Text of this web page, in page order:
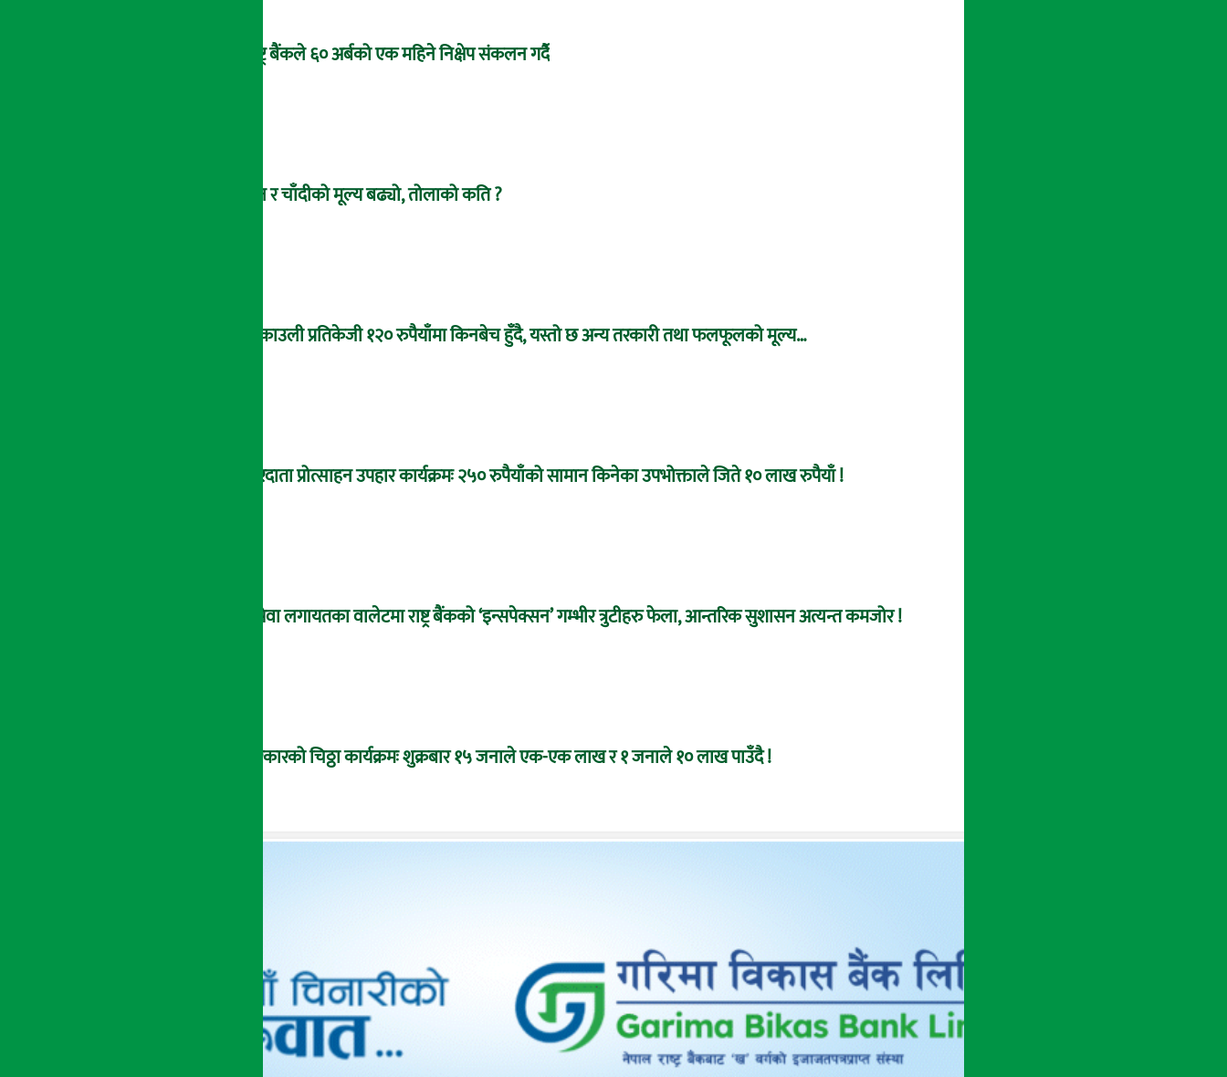
राष्ट्र बैंकले ६० अर्बको एक महिने निक्षेप संकलन गर्दै
सुन र चाँदीको मूल्य बढ्यो, तोलाको कति ?
ब्रोकाउली प्रतिकेजी १२० रुपैयाँमा किनबेच हुँदै, यस्तो छ अन्य तरकारी तथा फलफूलको मूल्य…
करदाता प्रोत्साहन उपहार कार्यक्रमः २५० रुपैयाँको सामान किनेका उपभोक्ताले जिते १० लाख रुपैयाँ !
इसेवा लगायतका वालेटमा राष्ट्र बैंकको ‘इन्सपेक्सन’ गम्भीर त्रुटीहरु फेला, आन्तरिक सुशासन अत्यन्त कमजोर !
सरकारको चिठ्ठा कार्यक्रमः शुक्रबार १५ जनाले एक-एक लाख र १ जनाले १० लाख पाउँदै !